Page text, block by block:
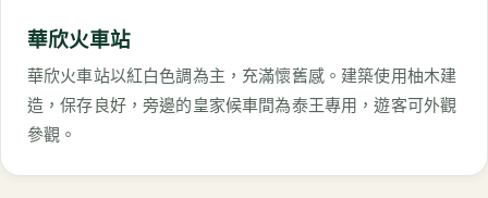
華欣火車站
華欣火車站以紅白色調為主，充滿懷舊感。建築使用柚木建
造，保存良好，旁邊的皇家候車間為泰王專用，遊客可外觀
參觀。